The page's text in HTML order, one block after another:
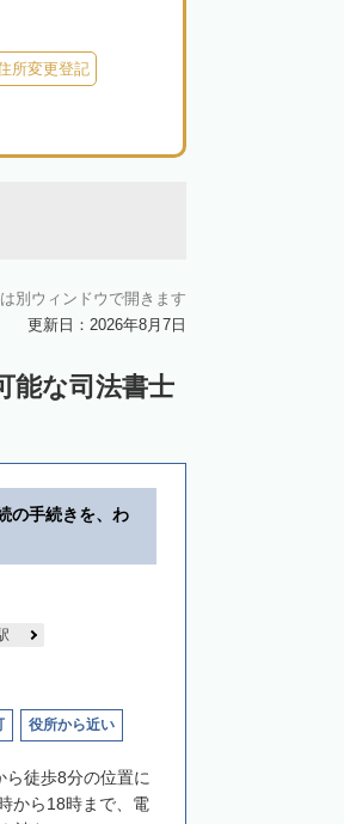
所変更登記
別ウィンドウで開きます
更新日：2026年8月7日
能な司法書士
の手続きを、わ
役所から近い
徒歩8分の位置に
から18時まで、電